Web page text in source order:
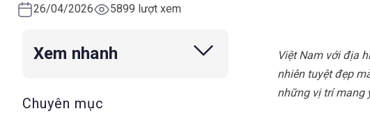
26/04/2026 5899 lượt xem
Xem nhanh
Chuyên mục
Việt Nam với địa
nhiên tuyệt đẹp
những vị trí mang